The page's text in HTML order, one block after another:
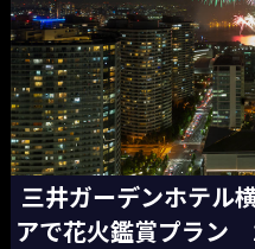
三井ガーデンホテル
アで花火鑑賞プラン